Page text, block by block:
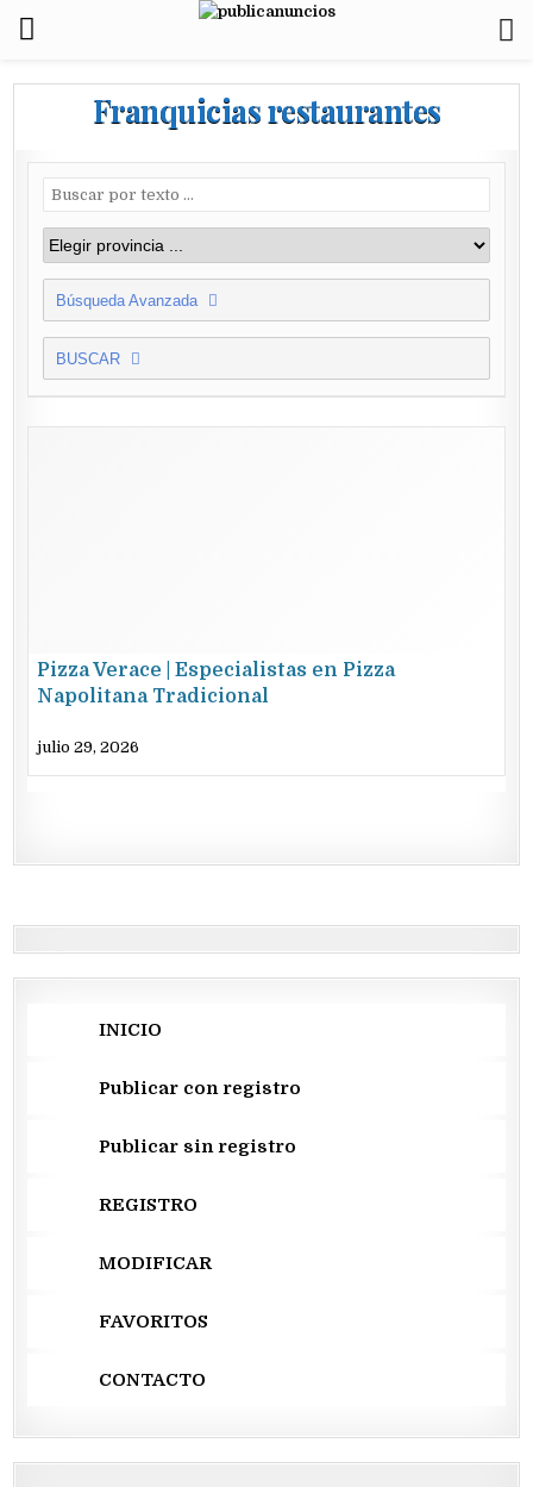
Franquicias restaurantes
Búsqueda Avanzada
BUSCAR
Pizza Verace | Especialistas en Pizza
Napolitana Tradicional
julio 29, 2026
INICIO
Publicar con registro
Publicar sin registro
REGISTRO
MODIFICAR
FAVORITOS
CONTACTO